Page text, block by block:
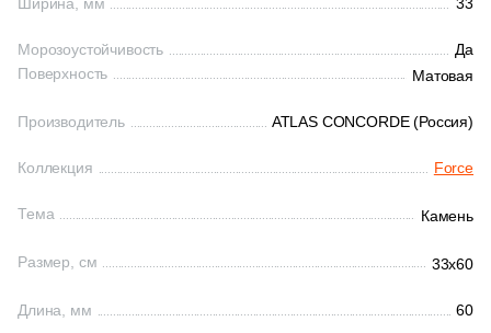
Морозоустойчивость
Да
Поверхность
Матовая
Производитель ATLAS CONCORDE (Россия)
Коллекция Force
Тема Камень
Размер, см 33x60
Длина, мм 60